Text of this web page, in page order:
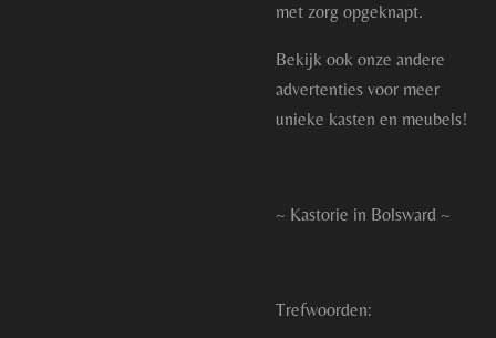
met zorg opgeknapt.
Bekijk ook onze andere
advertenties voor meer
unieke kasten en meubels!
~ Kastorie in Bolsward ~
Trefwoorden: